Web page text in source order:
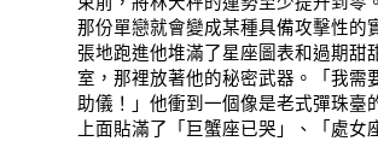
那份單戀就會變成某種具備攻擊性的
張地跑進他堆滿了星座圖表和過期甜
室，那裡放著他的秘密武器。「我需
助儀！」他衝到一個像是老式彈珠臺
上面貼滿了「巨蟹座已哭」、「處女